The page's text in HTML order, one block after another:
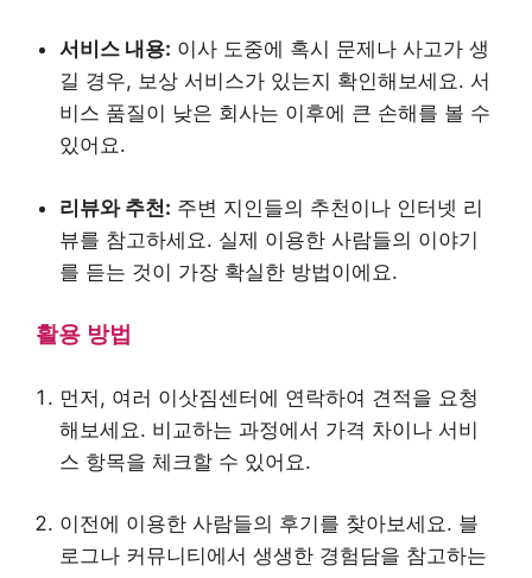
서비스 내용: 이사 도중에 혹시 문제나 사고가 생
길 경우, 보상 서비스가 있는지 확인해보세요. 서
비스 품질이 낮은 회사는 이후에 큰 손해를 볼 수
있어요.
리뷰와 추천: 주변 지인들의 추천이나 인터넷 리
뷰를 참고하세요. 실제 이용한 사람들의 이야기
를 듣는 것이 가장 확실한 방법이에요.
활용 방법
먼저, 여러 이삿짐센터에 연락하여 견적을 요청
해보세요. 비교하는 과정에서 가격 차이나 서비
스 항목을 체크할 수 있어요.
이전에 이용한 사람들의 후기를 찾아보세요. 블
로그나 커뮤니티에서 생생한 경험담을 참고하는